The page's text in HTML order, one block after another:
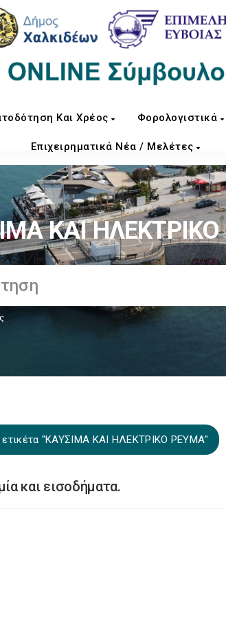
Και Χρέος Φορολογιστικά
Επιχειρηματικά Νέα / Μελέτες
ΚΑΙ
ετικέτα "ΚΑΥΣΙΜΑ ΚΑΙ ΗΛΕΚΤΡΙΚΟ ΡΕΥΜΑ"
και εισοδήματα.